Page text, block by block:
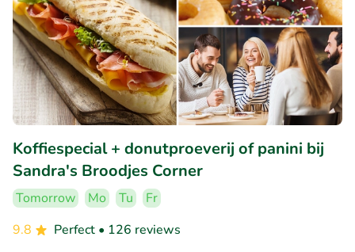
Koffiespecial + donutproeverij of panini bij
Sandra's Broodjes Corner
Tomorrow Mo Tu
Fr
9.8
Perfect • 126 reviews